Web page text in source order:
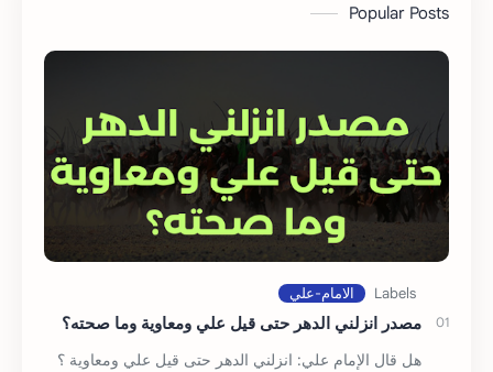
Popular Posts
مصدر انزلني الدهر حتى قيل علي ومعاوية وما صحته؟
هل قال الإمام علي: انزلني الدهر حتى قيل علي ومعاوية ؟